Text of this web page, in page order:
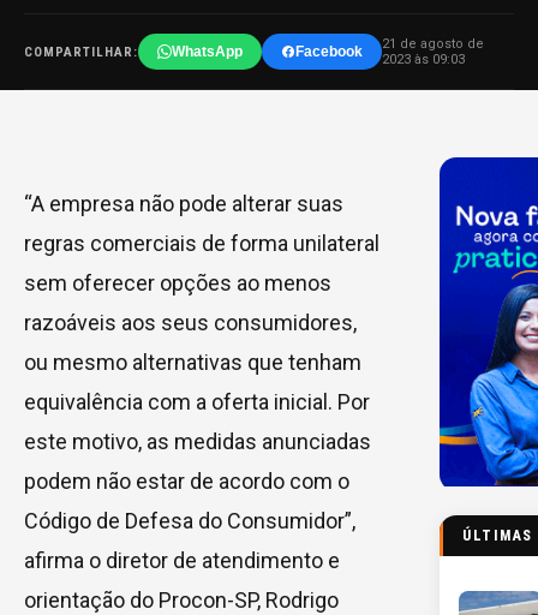
COMPARTILHAR: WhatsApp Facebook
21 de agosto de
2023 às 09:03
“A empresa não pode alterar suas
regras comerciais de forma unilateral
sem oferecer opções ao menos
razoáveis aos seus consumidores,
ou mesmo alternativas que tenham
equivalência com a oferta inicial. Por
este motivo, as medidas anunciadas
podem não estar de acordo com o
Código de Defesa do Consumidor”,
afirma o diretor de atendimento e
orientação do Procon-SP, Rodrigo